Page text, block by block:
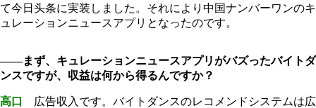
て今日 头条に実装しました。それにより中国ナンバーワンのキ
ュレーションニュースアプリとなったのです。
――まず、キュレーションニュースアプリがバズったバイトダ
ンスですが、収益は何から得るんですか？
高口
広告収入です。バイトダンスのレコメンドシステムは広